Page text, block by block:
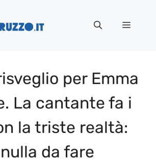
Menu
per Emma
La cantante fa i
la triste realtà:
nulla da fare